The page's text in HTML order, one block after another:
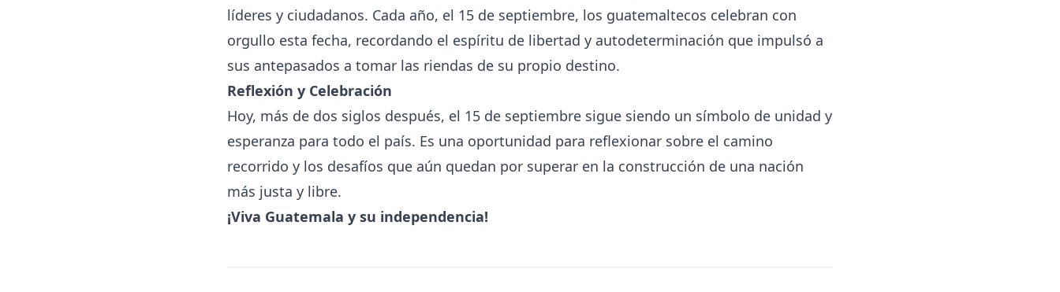
líderes y ciudadanos. Cada año, el 15 de septiembre, los guatemaltecos celebran con
orgullo esta fecha, recordando el espíritu de libertad y autodeterminación que impulsó a
sus antepasados a tomar las riendas de su propio destino.
Reflexión y Celebración
Hoy, más de dos siglos después, el 15 de septiembre sigue siendo un símbolo de unidad y
esperanza para todo el país. Es una oportunidad para reflexionar sobre el camino
recorrido y los desafíos que aún quedan por superar en la construcción de una nación
más justa y libre.
¡Viva Guatemala y su independencia!